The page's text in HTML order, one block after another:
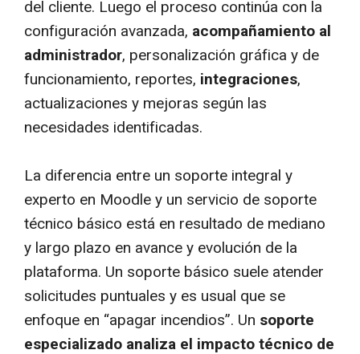
del cliente. Luego el proceso continúa con la
configuración avanzada, acompañamiento al
administrador, personalización gráfica y de
funcionamiento, reportes, integraciones,
actualizaciones y mejoras según las
necesidades identificadas.
La diferencia entre un soporte integral y
experto en Moodle y un servicio de soporte
técnico básico está en resultado de mediano
y largo plazo en avance y evolución de la
plataforma. Un soporte básico suele atender
solicitudes puntuales y es usual que se
enfoque en “apagar incendios”. Un soporte
especializado analiza el impacto técnico de